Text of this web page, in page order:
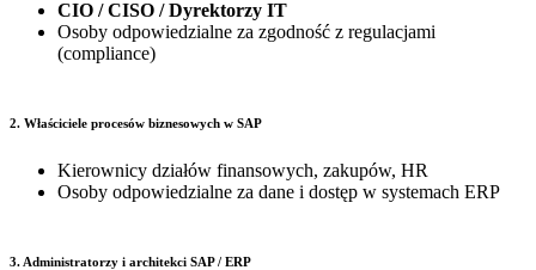
CIO / CISO / Dyrektorzy IT
Osoby odpowiedzialne za zgodność z regulacjami
(compliance)
2. Właściciele procesów biznesowych w SAP
Kierownicy działów finansowych, zakupów, HR
Osoby odpowiedzialne za dane i dostęp w systemach ERP
3. Administratorzy i architekci SAP / ERP